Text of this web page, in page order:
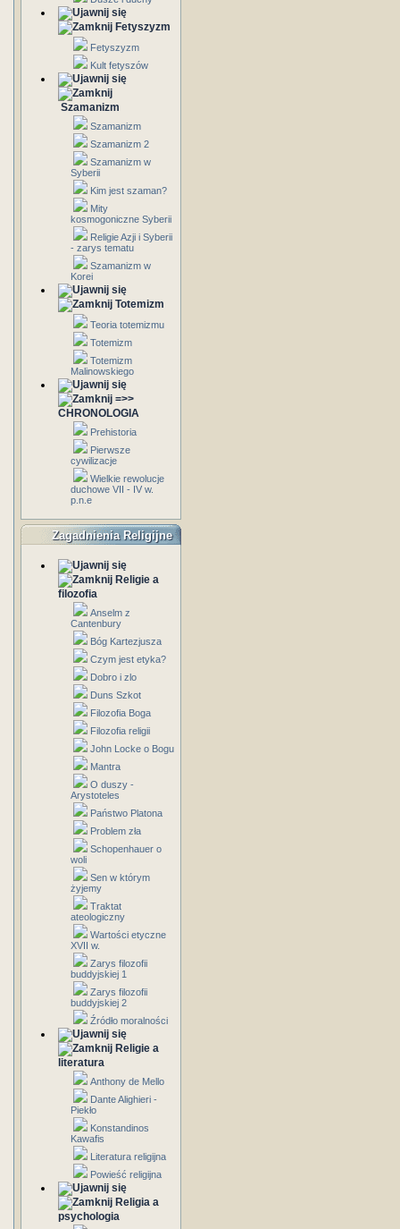
Fetyszyzm
Fetyszyzm
Kult fetyszów
Szamanizm
Szamanizm
Szamanizm 2
Szamanizm w
Syberii
Kim jest szaman?
Mity
kosmogoniczne Syberii
Religie Azji i Syberii
- zarys tematu
Szamanizm w
Korei
Totemizm
Teoria totemizmu
Totemizm
Totemizm
Malinowskiego
=>>
CHRONOLOGIA
Prehistoria
Pierwsze
cywilizacje
Wielkie rewolucje
duchowe VII - IV w.
p.n.e
Zagadnienia Religijne
Religie a
filozofia
Anselm z
Cantenbury
Bóg Kartezjusza
Czym jest etyka?
Dobro i zlo
Duns Szkot
Filozofia Boga
Filozofia religii
John Locke o Bogu
Mantra
O duszy -
Arystoteles
Państwo Platona
Problem zła
Schopenhauer o
woli
Sen w którym
żyjemy
Traktat
ateologiczny
Wartości etyczne
XVII w.
Zarys filozofii
buddyjskiej 1
Zarys filozofii
buddyjskiej 2
Źródło moralności
Religie a
literatura
Anthony de Mello
Dante Alighieri -
Piekło
Konstandinos
Kawafis
Literatura religijna
Powieść religijna
Religia a
psychologia